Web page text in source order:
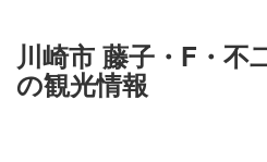
川崎市 藤子・F・不
の観光情報